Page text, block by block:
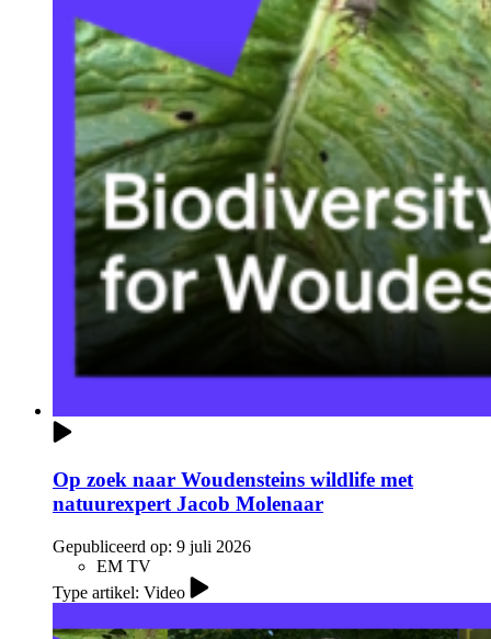
Op zoek naar Woudensteins wildlife met
natuurexpert Jacob Molenaar
Gepubliceerd op: 9 juli 2026
EM TV
Type artikel: Video